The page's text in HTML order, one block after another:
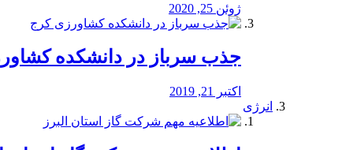
ژوئن 25, 2020
جذب سرباز در دانشکده
اکتبر 21, 2019
انرژی